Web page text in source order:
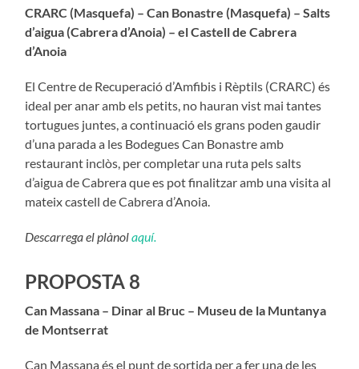
CRARC (Masquefa) – Can Bonastre (Masquefa) – Salts
d’aigua (Cabrera d’Anoia) – el Castell de Cabrera
d’Anoia
El Centre de Recuperació d’Amfibis i Rèptils (CRARC) és
ideal per anar amb els petits, no hauran vist mai tantes
tortugues juntes, a continuació els grans poden gaudir
d’una parada a les Bodegues Can Bonastre amb
restaurant inclòs, per completar una ruta pels salts
d’aigua de Cabrera que es pot finalitzar amb una visita al
mateix castell de Cabrera d’Anoia.
Descarrega el plànolaquí.
PROPOSTA 8
Can Massana – Dinar al Bruc – Museu de la Muntanya
de Montserrat
Can Massana és el punt de sortida per a fer una de les